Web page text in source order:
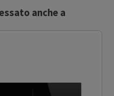
anche a